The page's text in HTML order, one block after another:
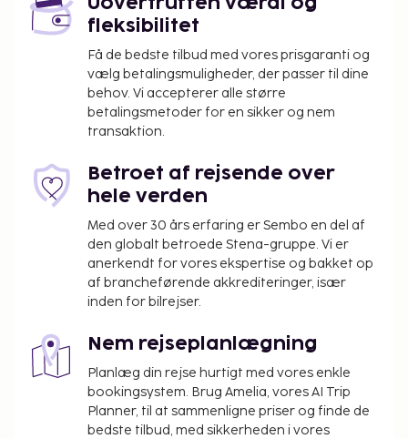
Gebyr for morgenmadsbuffet: 13.45 EUR pr.
person (cirkapriser)
Gebyr for nærliggende parkering: 12 EUR pr. dag
Ovenstående liste er muligvis ikke fuldstændig.
Gebyrer og depositummer inkluderer muligvis ikke
skat og kan ændres uden varsel.
Begrænset parkeringshøjde.
Dette overnatningssted tager mod gæster af
(LGBTQ+-venligt).
fleksibilitet
Få de bedste tilbud med vores prisgaranti og
vælg betalingsmuligheder, der passer til dine
behov. Vi accepterer alle større
betalingsmetoder for en sikker og nem
transaktion.
Betroet af rejsende over
hele verden
Med over 30 års erfaring er Sembo en del af
den globalt betroede Stena-gruppe. Vi er
anerkendt for vores ekspertise og bakket op
af brancheførende akkrediteringer, især
inden for bilrejser.
Nem rejseplanlægning
Planlæg din rejse hurtigt med vores enkle
bookingsystem. Brug Amelia, vores AI Trip
Planner, til at sammenligne priser og finde de
bedste tilbud, med sikkerheden i vores